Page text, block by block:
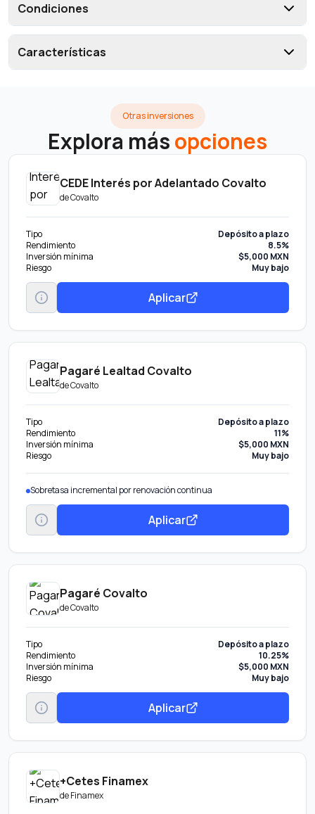
Condiciones
Características
Otras inversiones
Explora másopciones
CEDE Interés por Adelantado Covalto
deCovalto
Tipo
Depósito a plazo
Rendimiento
8.5%
Inversión mínima
$5,000 MXN
Riesgo
Muy bajo
Aplicar
Pagaré Lealtad Covalto
deCovalto
Tipo
Depósito a plazo
Rendimiento
11%
Inversión mínima
$5,000 MXN
Riesgo
Muy bajo
Sobretasa incremental por renovación continua
Aplicar
Pagaré Covalto
deCovalto
Tipo
Depósito a plazo
Rendimiento
10.25%
Inversión mínima
$5,000 MXN
Riesgo
Muy bajo
Aplicar
+Cetes Finamex
deFinamex